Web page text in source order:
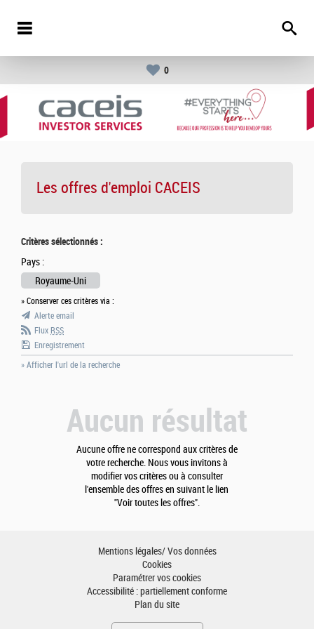
0
Les offres d'emploi CACEIS
Critères sélectionnés :
Pays :
Royaume-Uni
» Conserver ces critères via :
Alerte email
Flux RSS
Enregistrement
» Afficher l'url de la recherche
Aucun résultat
Aucune offre ne correspond aux critères de
votre recherche. Nous vous invitons à
modifier vos critères ou à consulter
l'ensemble des offres en suivant le lien
"Voir toutes les offres".
Mentions légales/ Vos données
Cookies
Paramétrer vos cookies
Accessibilité : partiellement conforme
Plan du site